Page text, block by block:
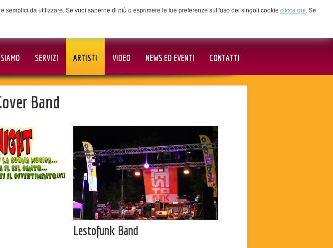
da utilizzare. Se vuoi saperne di più o esprimere le tue preferenze sull'uso dei singoli cookie clicca qui. Se
SERVIZI ARTISTI VIDEO NEWS ED EVENTI CONTATTI
Band
Lestofunk Band